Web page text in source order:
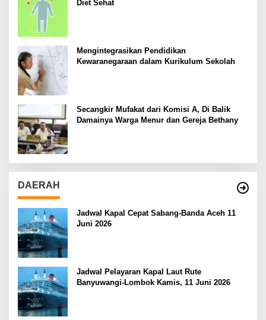
Diet Sehat
Mengintegrasikan Pendidikan
Kewaranegaraan dalam Kurikulum Sekolah
Secangkir Mufakat dari Komisi A, Di Balik
Damainya Warga Menur dan Gereja Bethany
DAERAH
Jadwal Kapal Cepat Sabang-Banda Aceh 11
Juni 2026
Jadwal Pelayaran Kapal Laut Rute
Banyuwangi-Lombok Kamis, 11 Juni 2026